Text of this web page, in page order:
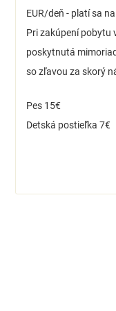
EUR/deň - platí sa
Pri zakúpení pobytu
poskytnutá
so zľavou za skorý
Pes 15€
Detská postieľka 7€